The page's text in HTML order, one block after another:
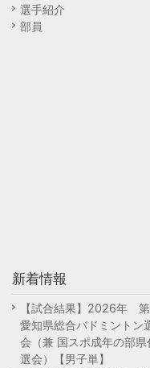
選手紹介
部員
新着情報
【試合結果】2026年
愛知県総合バドミントン
会（兼 国スポ成年の部県
選会）【男子単】